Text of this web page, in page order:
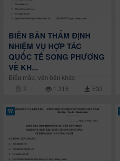
BIÊN BẢN THẨM ĐỊNH
NHIỆM VỤ HỢP TÁC
QUỐC TẾ SONG PHƯƠNG
VỀ KH...
Biểu mẫu, văn bản khác
2
1.316 533